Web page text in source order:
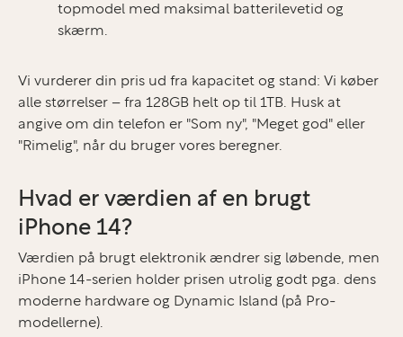
topmodel med maksimal batterilevetid og
skærm.
Vi vurderer din pris ud fra kapacitet og stand: Vi køber
alle størrelser – fra 128GB helt op til 1TB. Husk at
angive om din telefon er "Som ny", "Meget god" eller
"Rimelig", når du bruger vores beregner.
Hvad er værdien af en brugt
iPhone 14?
Værdien på brugt elektronik ændrer sig løbende, men
iPhone 14-serien holder prisen utrolig godt pga. dens
moderne hardware og Dynamic Island (på Pro-
modellerne).